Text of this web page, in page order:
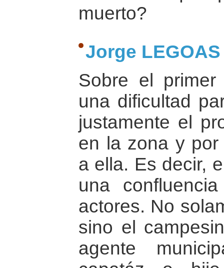
muerto?
Jorge LEGOAS
Sobre el
una dificultad
justamente el
en la zona y
a ella. Es decir,
una
actores. No
sino el
agente